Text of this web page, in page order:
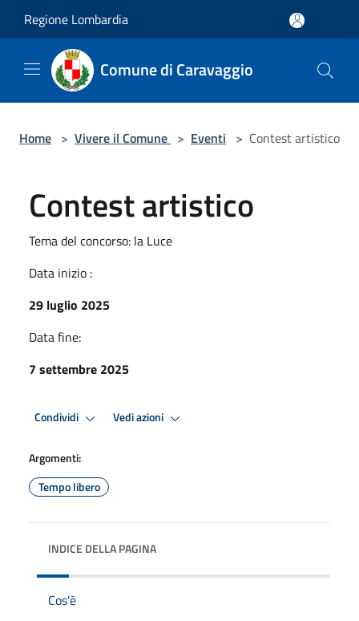
Regione Lombardia
Comune di Caravaggio
Home > Vivere il Comune > Eventi > Contest artistico
Contest artistico
Tema del concorso: la Luce
Data inizio :
29 luglio 2025
Data fine:
7 settembre 2025
Condividi Vedi azioni
Argomenti:
Tempo libero
INDICE DELLA PAGINA
Cos'è